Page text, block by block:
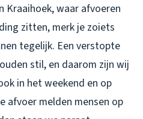
waar afvoeren
zitten, merk je zoiets
tegelijk. Een verstopte
stil, en daarom zijn wij
in het weekend en op
afvoer melden mensen op